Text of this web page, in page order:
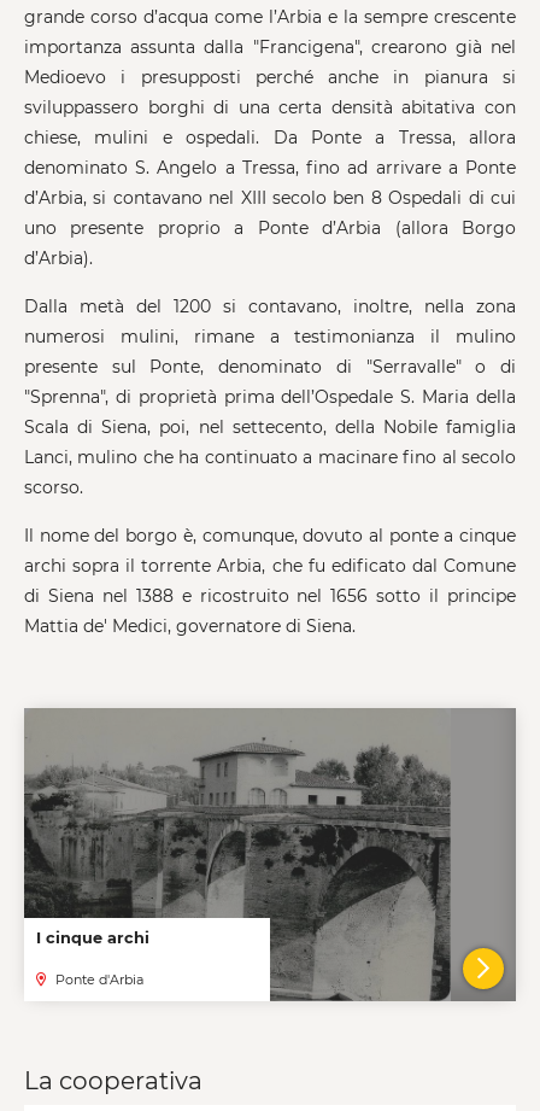
grande corso d’acqua come l’Arbia e la sempre crescente
importanza assunta dalla "Francigena", crearono già nel
Medioevo i presupposti perché anche in pianura si
sviluppassero borghi di una certa densità abitativa con
chiese, mulini e ospedali. Da Ponte a Tressa, allora
denominato S. Angelo a Tressa, fino ad arrivare a Ponte
d’Arbia, si contavano nel XIII secolo ben 8 Ospedali di cui
uno presente proprio a Ponte d’Arbia (allora Borgo
d’Arbia).
Dalla metà del 1200 si contavano, inoltre, nella zona
numerosi mulini, rimane a testimonianza il mulino
presente sul Ponte, denominato di "Serravalle" o di
"Sprenna", di proprietà prima dell’Ospedale S. Maria della
Scala di Siena, poi, nel settecento, della Nobile famiglia
Lanci, mulino che ha continuato a macinare fino al secolo
scorso.
Il nome del borgo è, comunque, dovuto al ponte a cinque
archi sopra il torrente Arbia, che fu edificato dal Comune
di Siena nel 1388 e ricostruito nel 1656 sotto il principe
Mattia de' Medici, governatore di Siena.
I cinque archi
Ponte d'Arbia VAI
La cooperativa